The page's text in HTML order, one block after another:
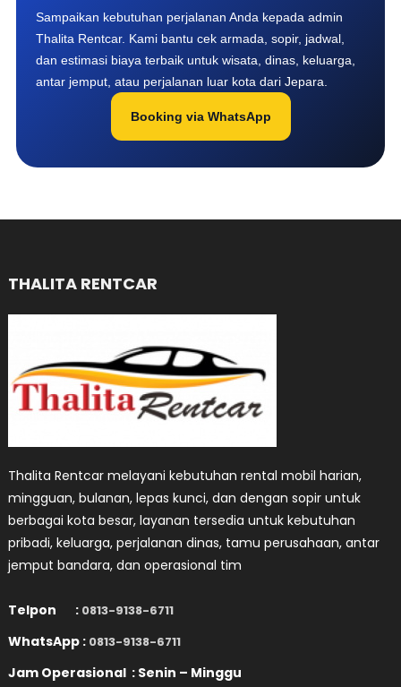
Sampaikan kebutuhan perjalanan Anda kepada admin
Thalita Rentcar. Kami bantu cek armada, sopir, jadwal,
dan estimasi biaya terbaik untuk wisata, dinas, keluarga,
antar jemput, atau perjalanan luar kota dari Jepara.
Booking via WhatsApp
THALITA RENTCAR
Thalita Rentcar melayani kebutuhan rental mobil harian,
mingguan, bulanan, lepas kunci, dan dengan sopir untuk
berbagai kota besar, layanan tersedia untuk kebutuhan
pribadi, keluarga, perjalanan dinas, tamu perusahaan, antar
jemput bandara, dan operasional tim
Telpon : 0813-9138-6711
WhatsApp : 0813-9138-6711
Jam Operasional : Senin – Minggu